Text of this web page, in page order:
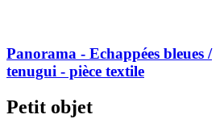
Panorama - Echappées bleues /
tenugui - pièce textile
Petit objet